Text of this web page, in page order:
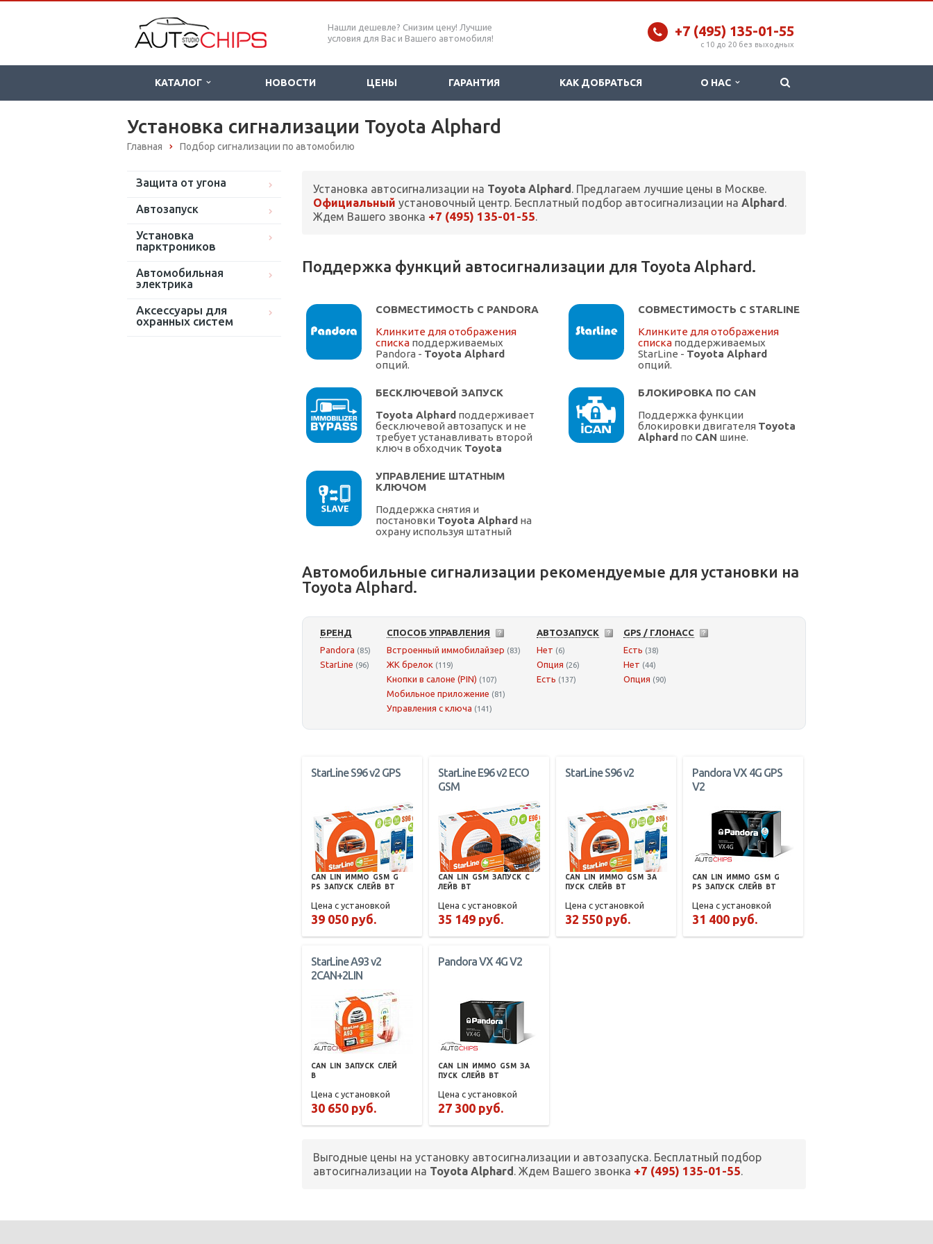
Нашли дешевле? Снизим цену! Лучшие
условия для Вас и Вашего автомобиля!
+7 (495) 135-01-55
c 10 до 20 без выходных
КАТАЛОГ НОВОСТИ ЦЕНЫ ГАРАНТИЯ КАК ДОБРАТЬСЯ О НАС
Установка сигнализации Toyota Alphard
Главная Подбор сигнализации по автомобилю
Защита от угона
Автозапуск
Установка
парктроников
Автомобильная
электрика
Аксессуары для
охранных систем
Установка автосигнализации на Toyota Alphard . Предлагаем лучшие цены в Москве.
Официальный установочный центр. Бесплатный подбор автосигнализации на Alphard .
Ждем Вашего звонка +7 (495) 135-01-55.
Поддержка функций автосигнализации для Toyota Alphard.
СОВМЕСТИМОСТЬ С PANDORA
Клинките для отображения
списка поддерживаемых
Pandora - Toyota Alphard
опций.
СОВМЕСТИМОСТЬ С STARLINE
Клинките для отображения
списка поддерживаемых
StarLine - Toyota Alphard
опций.
БЕСКЛЮЧЕВОЙ ЗАПУСК
Toyota Alphard поддерживает
бесключевой автозапуск и не
требует устанавливать второй
ключ в обходчик Toyota
БЛОКИРОВКА ПО CAN
Поддержка функции
блокировки двигателя Toyota
Alphard по CAN шине.
УПРАВЛЕНИЕ ШТАТНЫМ
КЛЮЧОМ
Поддержка снятия и
постановки Toyota Alphard на
охрану используя штатный
Автомобильные сигнализации рекомендуемые для установки на
Toyota Alphard.
БРЕНД
Pandora (85)
StarLine (96)
СПОСОБ УПРАВЛЕНИЯ
Встроенный иммобилайзер (83)
ЖК брелок (119)
Кнопки в салоне (PIN) (107)
Мобильное приложение (81)
Управления с ключа (141)
АВТОЗАПУСК
Нет (6)
Опция (26)
Есть (137)
GPS / ГЛОНАСС
Есть (38)
Нет (44)
Опция (90)
StarLine S96 v2 GPS
CAN LIN ИММО GSM G
PS ЗАПУСК СЛЕЙВ BT
Цена с установкой
39 050 руб.
StarLine E96 v2 ECO
GSM
CAN LIN GSM ЗАПУСК С
ЛЕЙВ
BT
Цена с установкой
35 149 руб.
StarLine S96 v2
CAN LIN ИММО GSM ЗА
ПУСК СЛЕЙВ BT
Цена с установкой
32 550 руб.
Pandora VX 4G GPS
V2
CAN LIN ИММО GSM G
PS ЗАПУСК СЛЕЙВ BT
Цена с установкой
31 400 руб.
StarLine A93 v2
2CAN+2LIN
CAN LIN ЗАПУСК СЛЕЙ
В
Цена с установкой
30 650 руб.
Pandora VX 4G V2
CAN LIN ИММО GSM ЗА
ПУСК СЛЕЙВ BT
Цена с установкой
27 300 руб.
Выгодные цены на установку автосигнализации и автозапуска. Бесплатный подбор
автосигнализации на Toyota Alphard . Ждем Вашего звонка +7 (495) 135-01-55.